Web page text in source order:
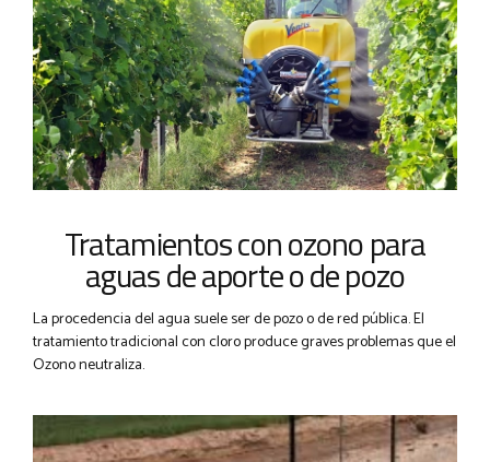
Tratamientos con ozono para
aguas de aporte o de pozo
La procedencia del agua suele ser de pozo o de red pública. El
tratamiento tradicional con cloro produce graves problemas que el
Ozono neutraliza.